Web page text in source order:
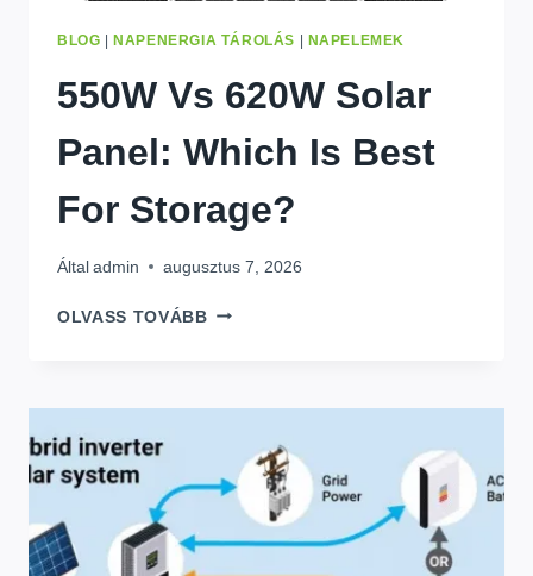
BLOG NAPENERGIA TÁROLÁS NAPELEMEK
550W Vs 620W Solar
Panel: Which Is Best
For Storage?
Által admin augusztus 7, 2026
OLVASS TOVÁBB 550
PANEL:
BEST
FOR
STORAGE